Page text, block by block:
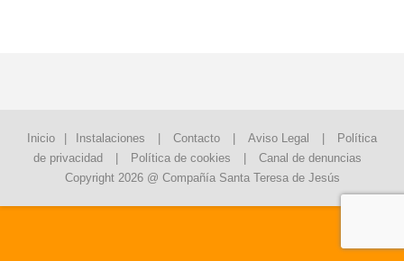
Inicio Instalaciones Contacto Aviso Legal
Política
de privacidad
Política de cookies
Canal de denuncias
Copyright 2026 @ Compañía Santa Teresa de Jesús